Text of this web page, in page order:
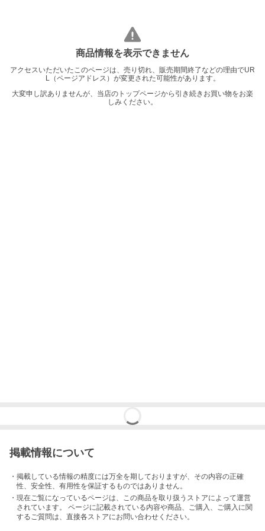
商品情報を表示できません
アクセスいただいたこのページは、売り切れ、販売期間終了などの理由でUR
L（ページアドレス）が変更された可能性があります。
大変申し訳ありませんが、当店のトップページから引き続きお買い物をお楽
しみください。
掲載情報について
・掲載している情報の精度には万全を期しておりますが、その内容の正確
性、安全性、有用性を保証するものではありません。
・現在ご覧になっているページは、この商品を取り扱うストアによって運営
されています。 ページに記載されている内容や商品、ご購入 、ご購入に関
するご質問は、直接各ストアにお問い合わせください。